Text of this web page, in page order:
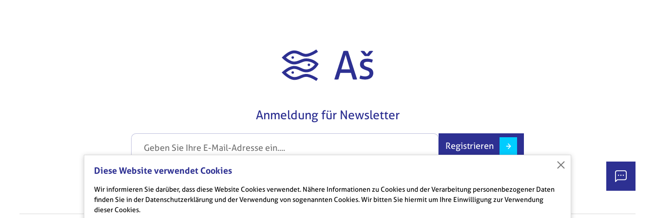
Anmeldung für Newsletter
Registrieren
Diese Website verwendet Cookies
Wir informieren Sie darüber, dass diese Website Cookies verwendet. Nähere Informationen zu Cookies und der Verarbeitung personenbezogener Daten
finden Sie in der Datenschutzerklärung und der Verwendung von sogenannten Cookies. Wir bitten Sie hiermit um Ihre Einwilligung zur Verwendung
dieser Cookies.